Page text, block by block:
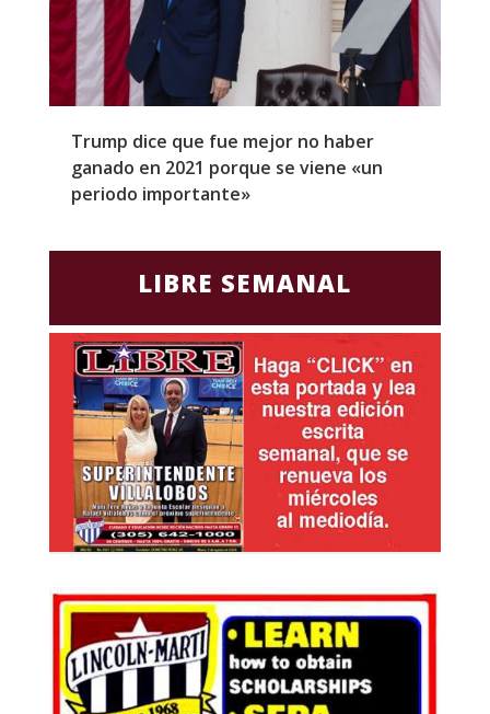
Trump dice que fue mejor no haber
ganado en 2021 porque se viene «un
periodo importante»
LIBRE SEMANAL